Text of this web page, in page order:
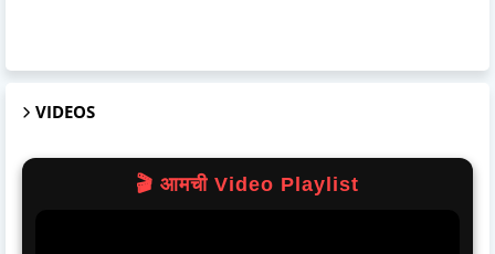
VIDEOS
🎬 आमची Video Playlist